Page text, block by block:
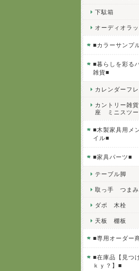
下駄箱
オーディオラッ
■カラーサンプ
■暮らしを彩る
雑貨■
カレンダーフ
カントリー雑
座 ミニスツー
■木製家具用メ
イル■
■家具パーツ■
テーブル脚
取っ手 つま
ダボ 木栓
天板 棚板
■専用オーダー
■在庫品【見つ
ｋｙ？】■